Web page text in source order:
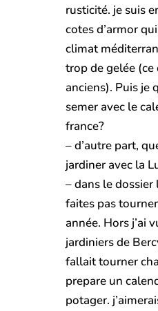
rusticité. je suis
cotes d’armor
climat
trop de gelée
anciens). Puis je
semer avec le
france?
– d’autre part,
jardiner avec la
– dans le
faites pas
année. Hors j’ai
jardiniers de
fallait tourner
prepare un
potager.